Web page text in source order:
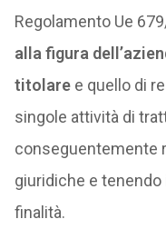
Regolamento Ue
alla figura
titolaree quello di
singole attività di
conseguentemente
giuridiche e
finalità.